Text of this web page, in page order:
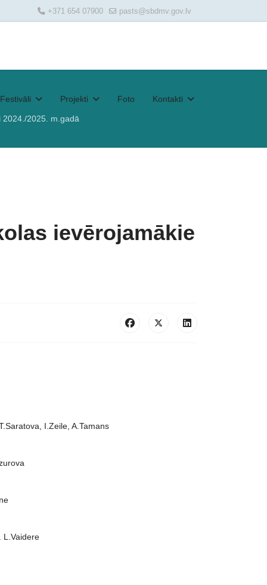
+371 654 07900 pasts@sbdmv.gov.lv
Projekti Foto Kontakti
2024./2025. m.gadā
ievērojamākie
I.Zeile, A.Tamans
L.Vaidere